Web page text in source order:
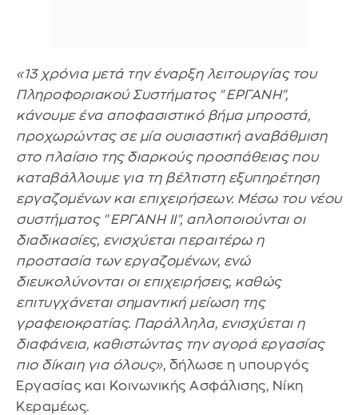
«13 χρόνια μετά την έναρξη λειτουργίας του
Πληροφοριακού Συστήματος "ΕΡΓΑΝΗ",
κάνουμε ένα αποφασιστικό βήμα μπροστά,
προχωρώντας σε μία ουσιαστική αναβάθμιση
στο πλαίσιο της διαρκούς προσπάθειας που
καταβάλλουμε για τη βέλτιστη εξυπηρέτηση
εργαζομένων και επιχειρήσεων. Μέσω του νέου
συστήματος "ΕΡΓΑΝΗ ΙΙ", απλοποιούνται οι
διαδικασίες, ενισχύεται περαιτέρω η
προστασία των εργαζομένων, ενώ
διευκολύνονται οι επιχειρήσεις, καθώς
επιτυγχάνεται σημαντική μείωση της
γραφειοκρατίας. Παράλληλα, ενισχύεται η
διαφάνεια, καθιστώντας την αγορά εργασίας
πιο δίκαιη για όλους», δήλωσε η υπουργός
Εργασίας και Κοινωνικής Ασφάλισης, Νίκη
Κεραμέως.